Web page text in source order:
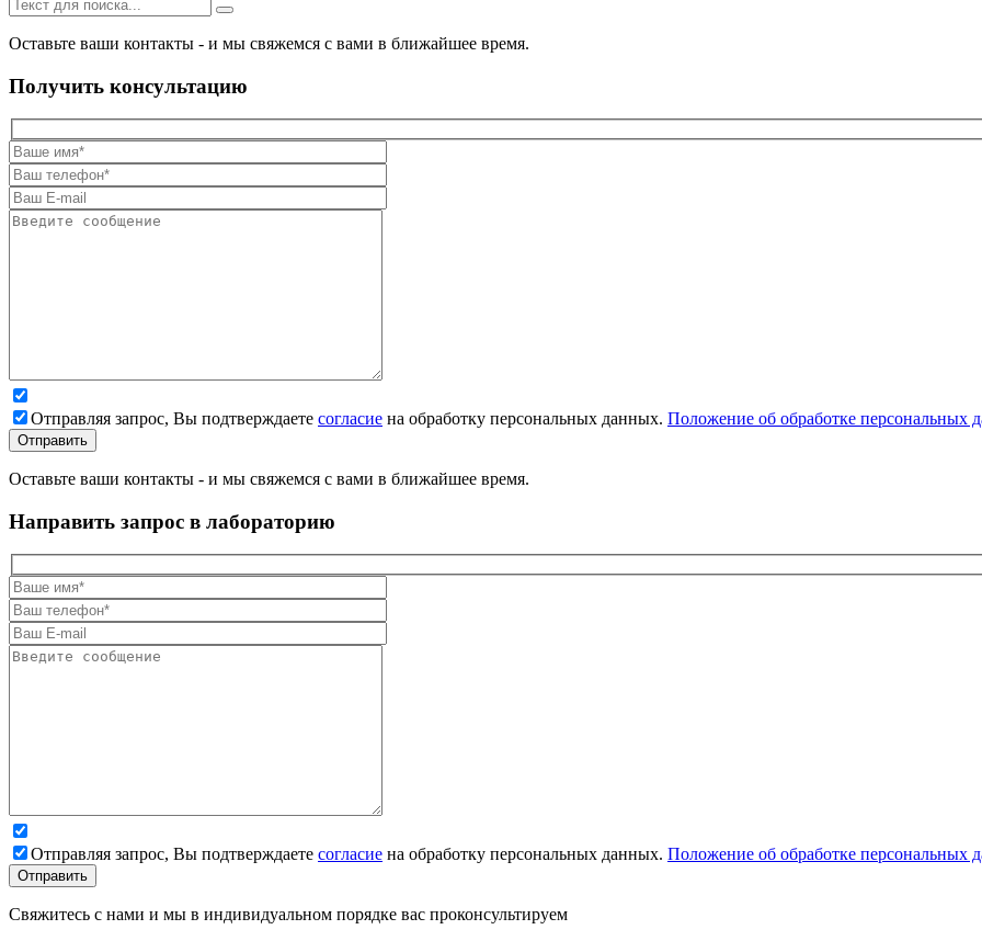
Оставьте ваши контакты - и мы свяжемся с вами в ближайшее время.
Получить консультацию
Отправляя запрос, Вы подтверждаете согласие на обработку персональных данных. Положение об обработке персональных
Оставьте ваши контакты - и мы свяжемся с вами в ближайшее время.
Направить запрос в лабораторию
Отправляя запрос, Вы подтверждаете согласие на обработку персональных данных. Положение об обработке персональных
Свяжитесь с нами и мы в индивидуальном порядке вас проконсультируем